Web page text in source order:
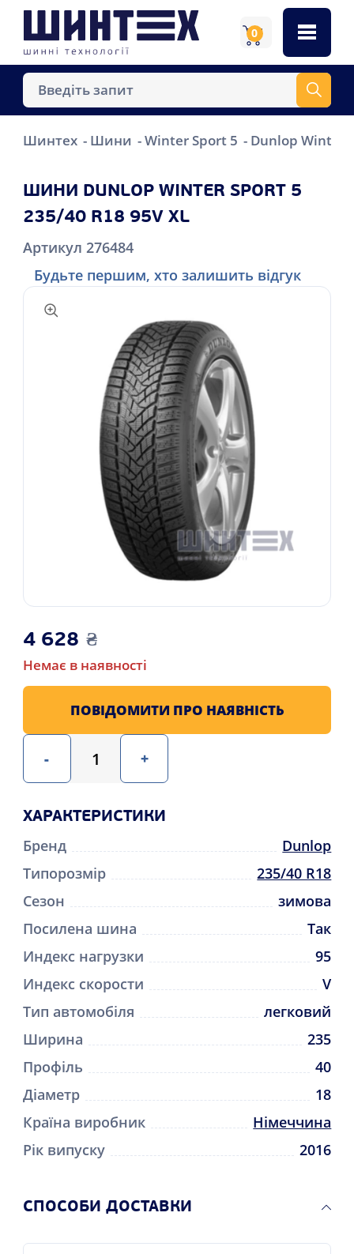
0
Шинтех Шини Winter Sport 5 Dunlop Winter
ШИНИ DUNLOP WINTER SPORT 5
235/40 R18 95V XL
Артикул 276484
Будьте першим, хто залишить відгук
4 628 ₴
Немає в наявності
- +
ПОВІДОМИТИ ПРО НАЯВНІСТЬ
ХАРАКТЕРИСТИКИ
Бренд
Dunlop
Типорозмір
235/40 R18
Сезон
зимова
Посилена шина
Так
Индекс нагрузки
95
Индекс скорости
V
Тип автомобіля
легковий
Ширина
235
Профіль
40
Діаметр
18
Країна виробник
Німеччина
Рік випуску
2016
СПОСОБИ ДОСТАВКИ